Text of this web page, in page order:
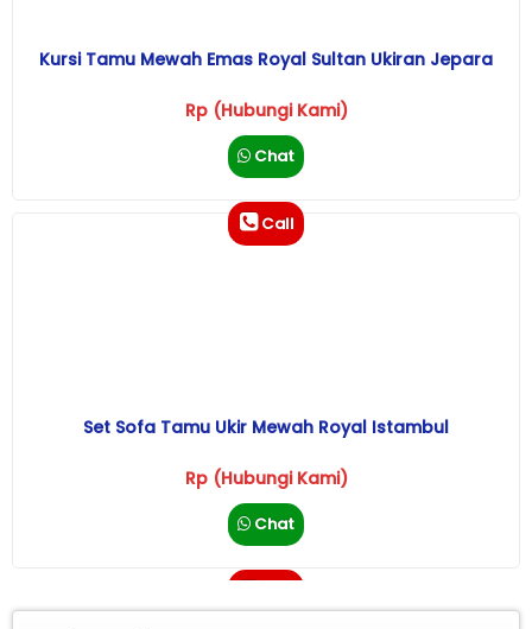
Kursi Tamu Mewah Emas Royal Sultan Ukiran Jepara
Rp (Hubungi Kami)
Chat
Call
Set Sofa Tamu Ukir Mewah Royal Istambul
Rp (Hubungi Kami)
Chat